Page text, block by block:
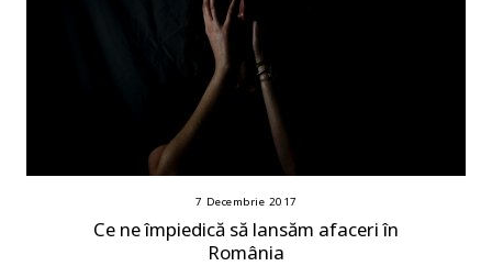
7 Decembrie 2017
Ce ne împiedică să lansăm afaceri în
România